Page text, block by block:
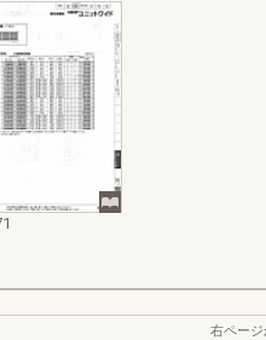
右ペー